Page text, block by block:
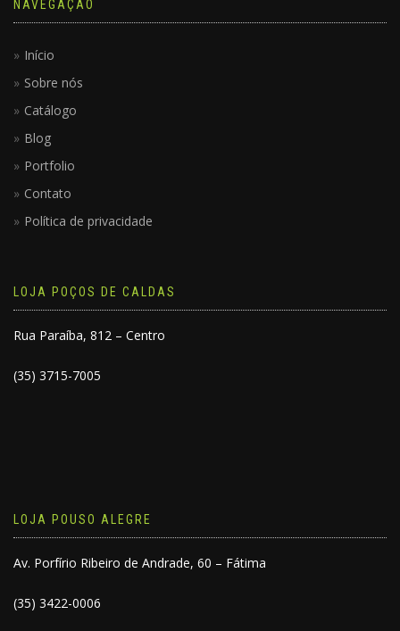
NAVEGAÇÃO
Início
Sobre nós
Catálogo
Blog
Portfolio
Contato
Política de privacidade
LOJA POÇOS DE CALDAS
Rua Paraíba, 812 – Centro
(35) 3715-7005
LOJA POUSO ALEGRE
Av. Porfírio Ribeiro de Andrade, 60 – Fátima
(35) 3422-0006